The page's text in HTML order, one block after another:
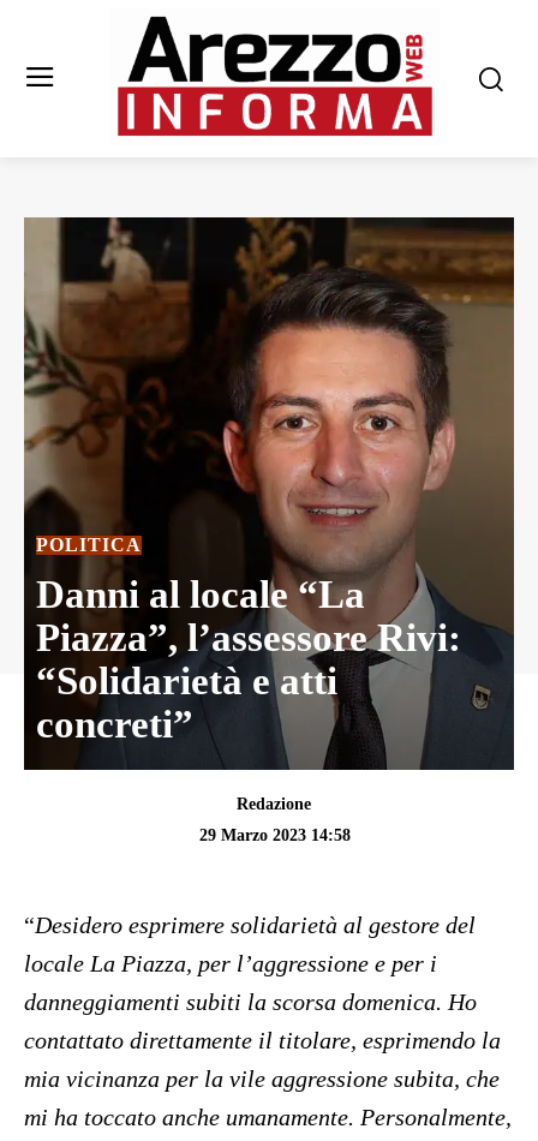
POLITICA
Danni al locale “La
Piazza”, l’assessore Rivi:
“Solidarietà e atti
concreti”
Redazione
29 Marzo 2023 14:58
“Desidero esprimere solidarietà al gestore del
locale La Piazza, per l’aggressione e per i
danneggiamenti subiti la scorsa domenica. Ho
contattato direttamente il titolare, esprimendo la
mia vicinanza per la vile aggressione subita, che
mi ha toccato anche umanamente. Personalmente,